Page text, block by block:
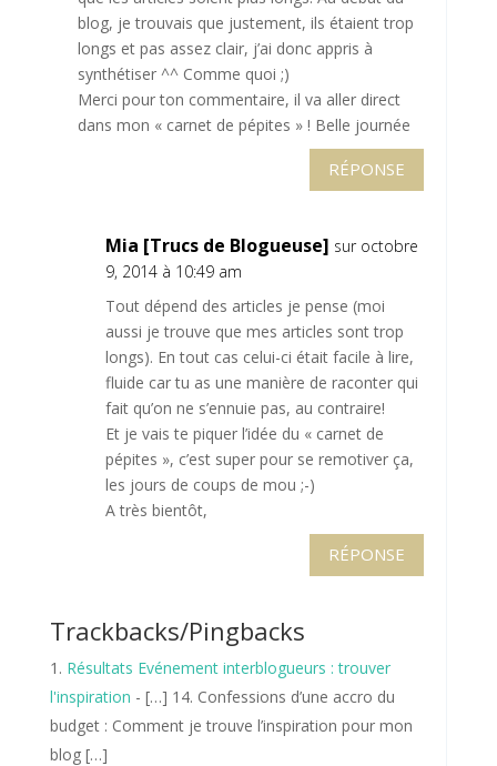
blog, je trouvais que justement, ils étaient trop
longs et pas assez clair, j’ai donc appris à
synthétiser ^^ Comme quoi ;)
Merci pour ton commentaire, il va aller direct
dans mon « carnet de pépites » ! Belle journée
RÉPONSE
Mia [Trucs de Blogueuse] sur octobre
9, 2014 à 10:49 am
Tout dépend des articles je pense (moi
aussi je trouve que mes articles sont trop
longs). En tout cas celui-ci était facile à lire,
fluide car tu as une manière de raconter qui
fait qu’on ne s’ennuie pas, au contraire!
Et je vais te piquer l’idée du « carnet de
pépites », c’est super pour se remotiver ça,
les jours de coups de mou ;-)
A très bientôt,
RÉPONSE
Trackbacks/Pingbacks
Résultats Evénement interblogueurs : trouver
l'inspiration - […] 14. Confessions d’une accro du
budget : Comment je trouve l’inspiration pour mon
blog […]